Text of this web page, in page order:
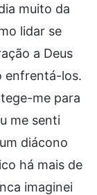
muito da
lidar se
a Deus
enfrentá-los.
me para
me senti
diácono
há mais de
imaginei